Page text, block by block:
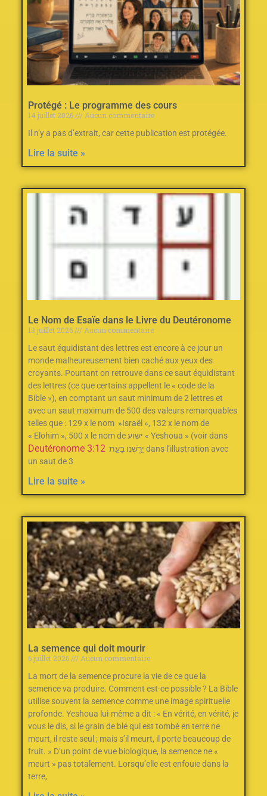
Protégé : Le programme des cours
14 juillet 2026
Aucun commentaire
Il n’y a pas d’extrait, car cette publication est protégée.
Lire la suite »
Le Nom de Esaïe dans le Livre du Deutéronome
13 juillet 2026
Aucun commentaire
Le saut équidistant des lettres est encore à ce jour un
monde malheureusement bien caché aux yeux des
croyants. Pourtant on retrouve dans ce saut équidistant
des lettres (ce que certains appellent le « code de la
Bible »), en comptant un saut minimum de 2‭ ‬lettres et
avec un saut maximum de 500‭ des valeurs remarquables
telles que : ‬129‭ ‬x le nom‭ ‬ »Israël »‭, ‬132‭ ‬x le nom de
« Elohim »‭, ‬500‭ ‬x le nom de ישוע « Yeshoua » (voir dans
Deutéronome 3:12
un saut de 3
Lire la suite »
La semence qui doit mourir
6 juillet 2026
Aucun commentaire
La mort de la semence procure la vie de ce que la
semence va produire. Comment est-ce possible ? La Bible
utilise souvent la semence comme une image spirituelle
profonde. Yeshoua lui-même a dit : « En vérité, en vérité, je
vous le dis, si le grain de blé qui est tombé en terre ne
meurt, il reste seul ; mais s’il meurt, il porte beaucoup de
fruit. » D’un point de vue biologique, la semence ne «
meurt » pas totalement. Lorsqu’elle est enfouie dans la
terre,